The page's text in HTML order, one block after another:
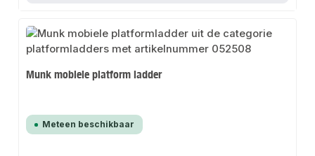
Munk mobiele platform ladder
Meteen beschikbaar